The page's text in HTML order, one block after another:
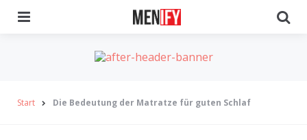
Start Die Bedeutung der Matratze für guten Schlaf